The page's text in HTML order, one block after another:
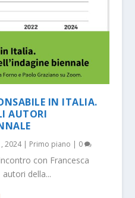
IN ITALIA.
AUTORI
2024| Primo piano | 0
con Francesca
della...